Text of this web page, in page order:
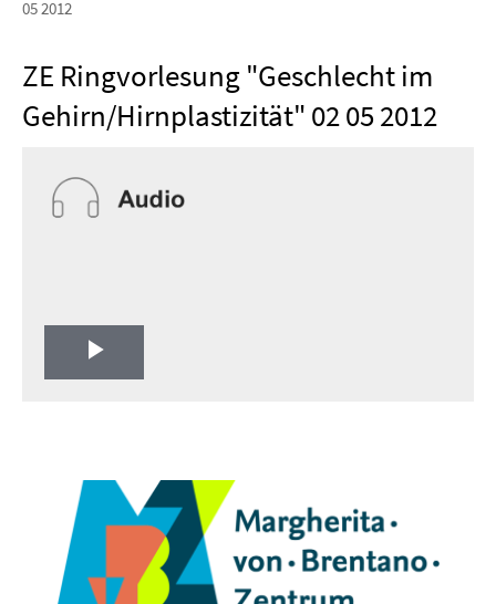
05 2012
ZE Ringvorlesung "Geschlecht im
Gehirn/Hirnplastizität" 02 05 2012
Play